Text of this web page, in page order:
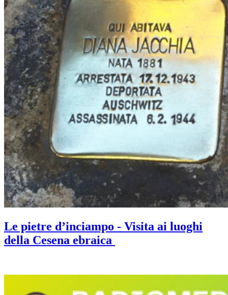
Le pietre d’inciampo - Visita ai luoghi
della Cesena ebraica